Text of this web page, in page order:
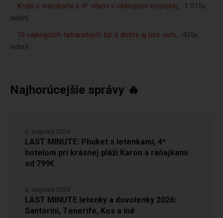
Krabi s letenkami a 4* vilami v obklopení tropickej… 1 015x
videní
10 najkrajších tatranských túr s deťmi aj bez nich… 435x
videní
Najhorúcejšie správy 🔥
LAST MINUTE: Phuket s letenkami, 4*
hotelom pri krásnej pláži Karon a raňajkami
od 799€
6. augusta 2026
LAST MINUTE letenky a dovolenky 2026:
Santorini, Tenerife, Kos a iné
6. augusta 2026